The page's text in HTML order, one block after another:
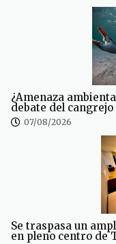
¿Amenaza
debate del
07/08/2026
Se traspasa un
en pleno centro de